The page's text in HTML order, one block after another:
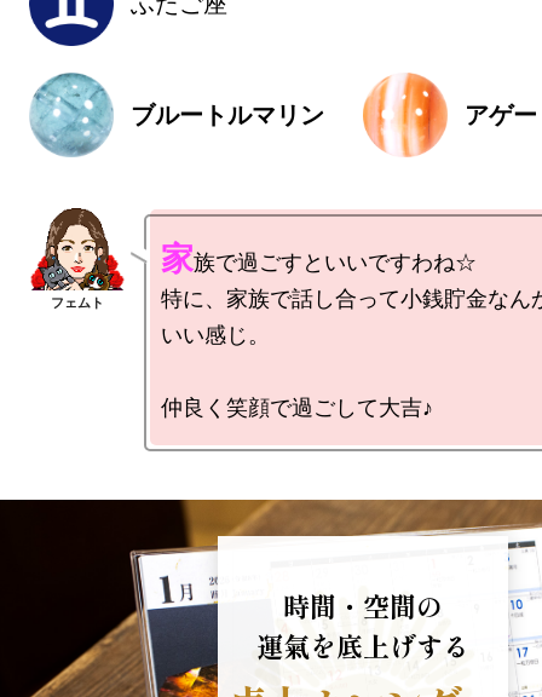
ブルートルマリン アゲ
家族で過ごすといいですわね☆
特に、家族で話し合って小銭貯金なん
いい感じ。
仲良く笑顔で過ごして大吉♪
時間・空間の
運氣を底上げする